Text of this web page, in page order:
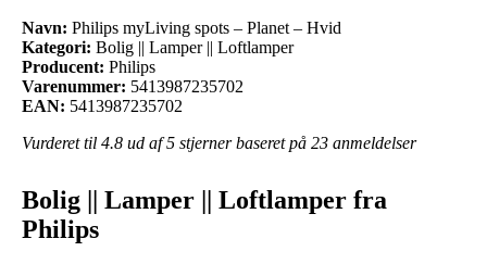
Navn: Philips myLiving spots – Planet – Hvid
Kategori: Bolig || Lamper || Loftlamper
Producent: Philips
Varenummer: 5413987235702
EAN: 5413987235702
Vurderet til 4.8 ud af 5 stjerner baseret på 23 anmeldelser
Bolig || Lamper || Loftlamper fra
Philips